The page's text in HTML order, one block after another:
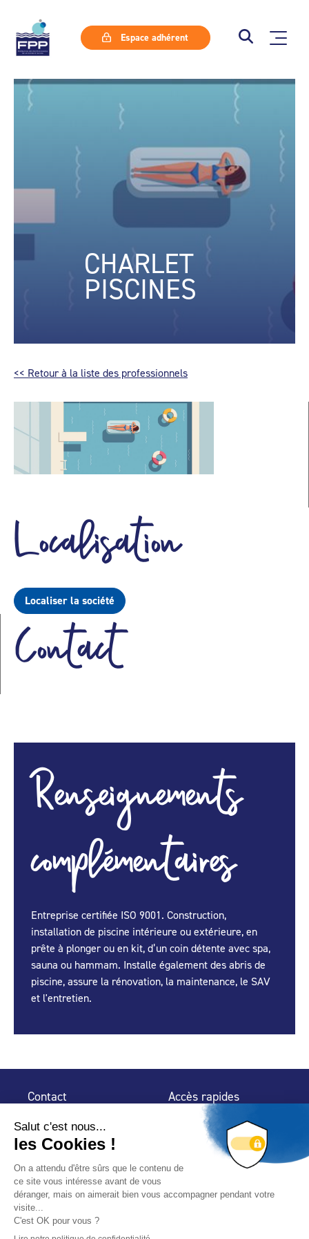
Espace adhérent
CHARLET
PISCINES
<< Retour à la liste des professionnels
Localisation
Localiser la société
Contact
Renseignements
complémentaires
Entreprise certifiée ISO 9001. Construction,
installation de piscine intérieure ou extérieure, en
prête à plonger ou en kit, d’un coin détente avec spa,
sauna ou hammam. Installe également des abris de
piscine, assure la rénovation, la maintenance, le SAV
et l'entretien.
Contact
32 rue de Mogador
75 009 Paris
Accès rapides
Espace Presse
Trouver un
professionnel
Nous suivre